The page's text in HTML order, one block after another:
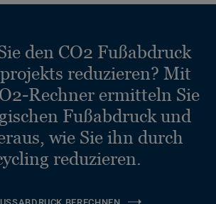
den CO2 Fußabdruck
reduzieren? Mit
Rechner ermitteln Sie
Fußabdruck und
wie Sie ihn durch
reduzieren.